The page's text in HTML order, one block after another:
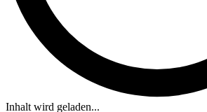
Inhalt wird geladen...